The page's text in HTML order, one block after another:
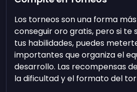
Los torneos son una forma
conseguir oro gratis, pero si te
tus habilidades, puedes
importantes que organiza el
desarrollo. Las recompensas
la dificultad y el formato del